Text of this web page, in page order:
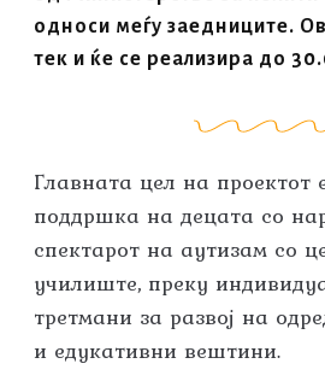
односи меѓу заедниците.
тек и ќе се реализира до
Главната цел на проектот
поддршка на децата со
спектарот на аутизам со
училиште, преку
третмани за развој на
и едукативни вештини.